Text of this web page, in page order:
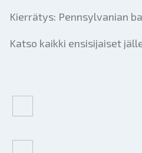
Kierrätys: Pennsylvanian
Katso kaikki ensisijaiset